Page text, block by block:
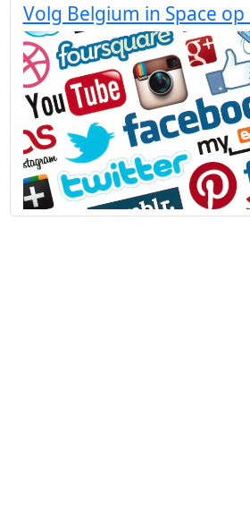
Volg Belgium in Space